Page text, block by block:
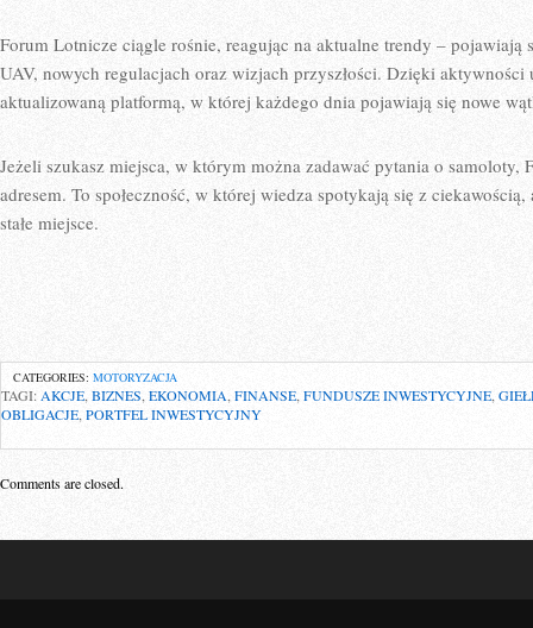
Forum Lotnicze ciągle rośnie, reagując na aktualne trendy – pojawiają
UAV, nowych regulacjach oraz wizjach przyszłości. Dzięki
aktualizowaną platformą, w której każdego dnia pojawiają się nowe
Jeżeli szukasz miejsca, w którym można zadawać pytania o samoloty,
adresem. To społeczność, w której wiedza spotykają się z
stałe miejsce.
CATEGORIES: MOTORYZACJA
TAGI: AKCJE, BIZNES, EKONOMIA FINANSE FUNDUSZE INWESTYCYJNE
OBLIGACJE, PORTFEL INWESTYCYJNY
Comments are closed.